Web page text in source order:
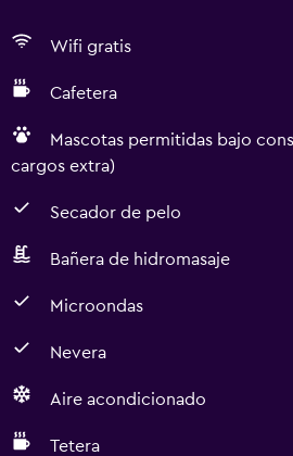
Wifi gratis
Cafetera
Mascotas permitidas bajo
cargos extra)
Secador de pelo
Bañera de hidromasaje
Microondas
Nevera
Aire acondicionado
Tetera